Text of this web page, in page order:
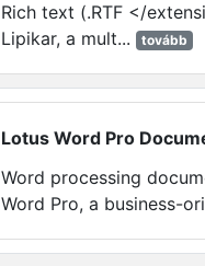
Rich text (.RTF </
Lipikar, a mult...
tovább
Lotus Word Pro
Word processing
Word Pro, a business-